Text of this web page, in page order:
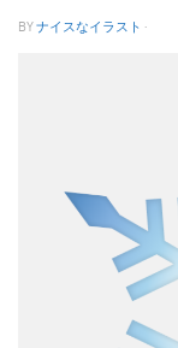
BYナイスなイラスト ·